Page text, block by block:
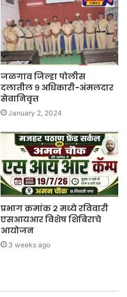
जळगाव जिल्हा पोलीस
दलातील ९ अधिकारी-अंमलदार
सेवानिवृत्त
January 2, 2024
प्रभाग क्रमांक २ मध्ये रविवारी
एसआयआर विशेष शिबिराचे
आयोजन
3 weeks ago